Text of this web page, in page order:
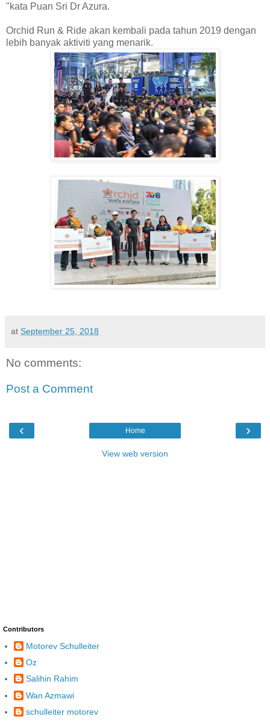
"kata Puan Sri Dr Azura.
Orchid Run & Ride akan kembali pada tahun 2019 dengan
lebih banyak aktiviti yang menarik.
at September 25, 2018
No comments:
Post a Comment
‹ ›
Home
View web version
Contributors
Motorev Schulleiter
Oz
Salihin Rahim
Wan Azmawi
schulleiter motorev